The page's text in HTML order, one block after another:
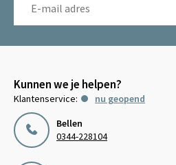
Kunnen we je helpen?
Klantenservice:
nu geopend
Bellen
0344-228104